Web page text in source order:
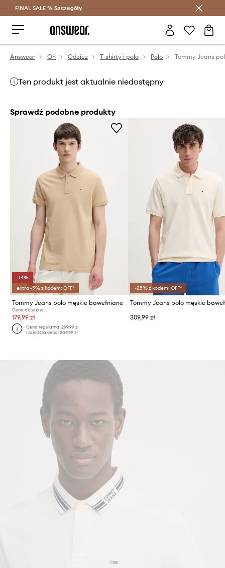
Oszczędzaj z Answear Club >
FINAL SALE % Szczegóły
Answear On Odzież T-shirty i polo Polo Tommy Jeans
Ten produkt jest aktualnie niedostępny
Sprawdź podobne produkty
-14%
extra -5% z kodem: OFF*
Tommy Jeans polo męskie bawełniane
Cena aktualna:
179,99 zł
Cena regularna:299,99 zł
Najniższa cena:209,99 zł
-25% z kodem: OFF*
Tommy Jeans polo męskie
309,99 zł